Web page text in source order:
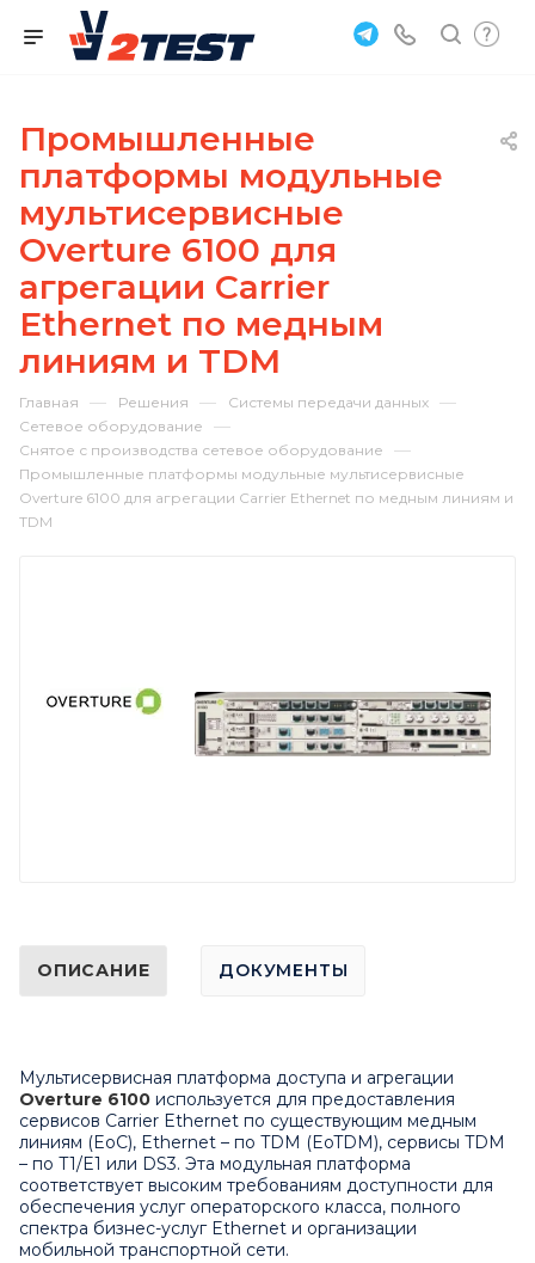
Промышленные
платформы модульные
мультисервисные
Overture 6100 для
агрегации Carrier
Ethernet по медным
линиям и TDM
Главная — Решения — Системы передачи данных —
Сетевое оборудование —
Снятое с производства сетевое оборудование —
Промышленные платформы модульные мультисервисные
Overture 6100 для агрегации Carrier Ethernet по медным линиям и
TDM
ОПИСАНИЕ ДОКУМЕНТЫ
Мультисервисная платформа доступа и агрегации
Overture 6100 используется для предоставления
сервисов Carrier Ethernet по существующим медным
линиям (EoC), Ethernet – по TDM (EoTDM), сервисы TDM
– по T1/E1 или DS3. Эта модульная платформа
соответствует высоким требованиям доступности для
обеспечения услуг операторского класса, полного
спектра бизнес-услуг Ethernet и организации
мобильной транспортной сети.